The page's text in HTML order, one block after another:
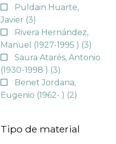
Puldain Huarte,
Javier (3)
Rivera Hernández,
Manuel (1927-1995 ) (3)
Saura Atarés, Antonio
(1930-1998 ) (3)
Benet Jordana,
Eugenio (1962- ) (2)
Tipo de material